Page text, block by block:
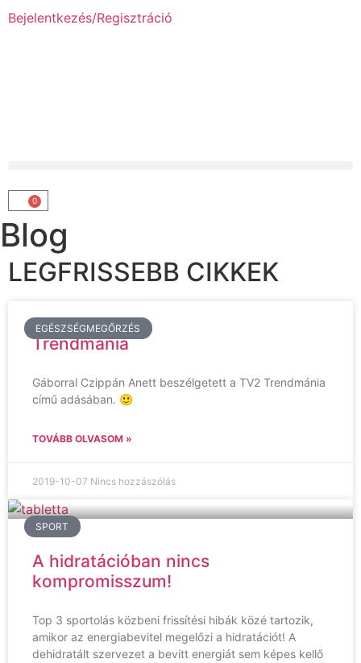
Bejelentkezés/Regisztráció
0
Blog
LEGFRISSEBB CIKKEK
EGÉSZSÉGMEGŐRZÉS
Trendmánia
Gáborral Czippán Anett beszélgetett a TV2 Trendmánia
című adásában. 🙂
TOVÁBB OLVASOM »
2019-10-07 Nincs hozzászólás
SPORT
A hidratációban nincs
kompromisszum!
Top 3 sportolás közbeni frissítési hibák közé tartozik,
amikor az energiabevitel megelőzi a hidratációt! A
dehidratált szervezet a bevitt energiát sem képes kellő